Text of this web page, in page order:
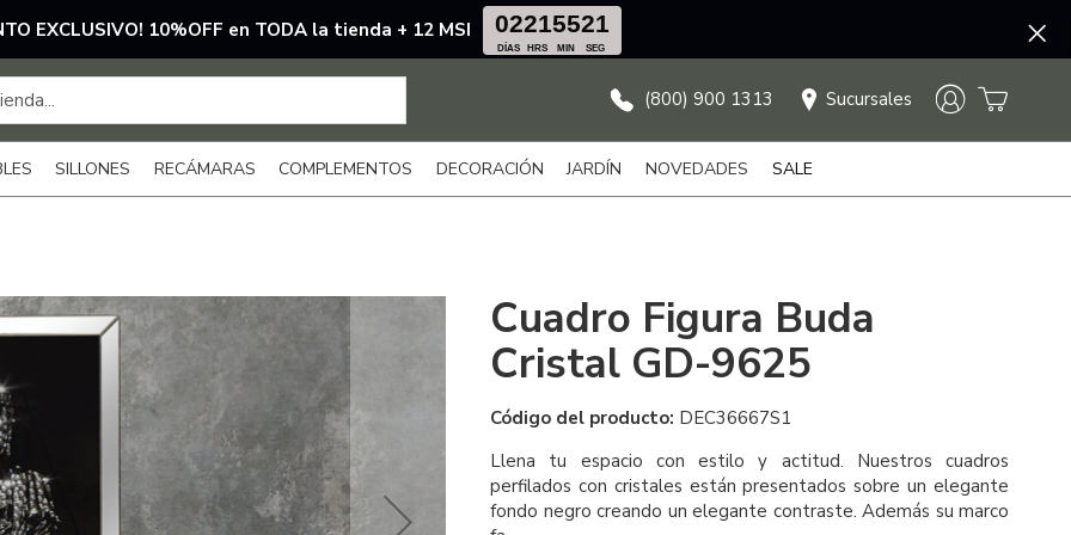
(800) 900 1313 Sucursales
SILLONES RECÁMARAS COMPLEMENTOS DECORACIÓN JARDÍN NOVEDADES SALE
Cuadro Figura Buda
Cristal GD-9625
Código del producto: DEC36667S1
Llena tu espacio con estilo y actitud. Nuestros cuadros
perfilados con cristales están presentados sobre un elegante
fondo negro creando un elegante contraste. Además su marco
EXCLUSIVO! 10%OFF en TODA la tienda + 12 MSI 02
DÍAS
21
HRS
55
MIN
21
SEG